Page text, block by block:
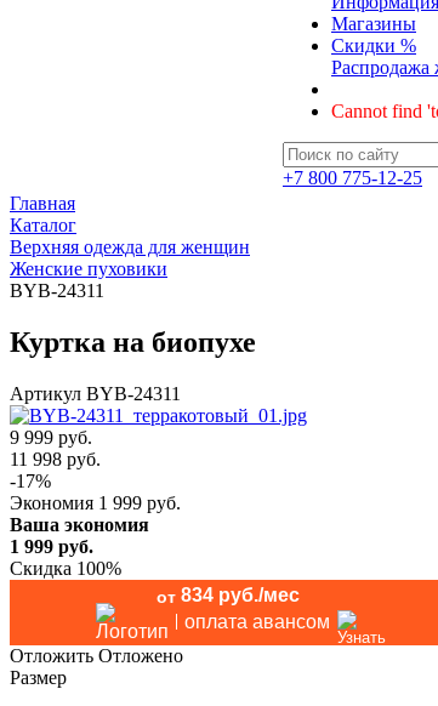
Магазины
Скидки %
Cannot find
+7 800 775-12-25
Главная
Каталог
Верхняя одежда для женщин
Женские пуховики
BYB-24311
Куртка на биопухе
Артикул BYB-24311
9 999 руб.
11 998 руб.
-17%
Экономия 1 999 руб.
Ваша экономия
1 999 руб.
Скидка 100%
от 834 руб./мес
оплата авансом
Отложить Отложено
Размер